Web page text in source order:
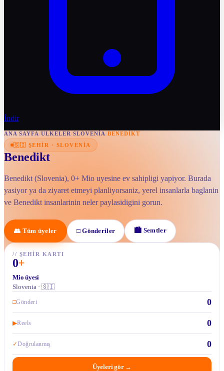
İndir
ANA SAYFA/ULKELER/SLOVENIA/BENEDIKT
🇸🇮 ŞEHIR · SLOVENIA
Benedikt
Benedikt (Slovenia), 0+ Mio uyesine ev sahipligi yapiyor. Burada
yasiyor ya da ziyaret etmeyi planliyorsaniz, yerel insanlarla baglanin
ve Benedikt insanlarinin neler paylasidigini gorun.
👥 Tüm üyeler □Gönderiler 🏙 Semtler
// ŞEHIR KARTI
0+
Mio üyesi
Slovenia · 🇸🇮
□Gönderi 0
▶Reels 0
✓Doğrulanmış 0
Üyeleri gör →